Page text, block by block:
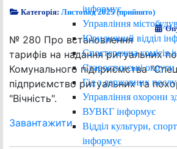
інформує
Управління
Юридичний відділ
Спостережна комісія
Старостинські округи
Гід з державних
Управління охорони
ВУВКГ інформує
Відділ культури,
інформує
Категорія:Листопад 2025 (прийнято)
№ 280 Про встановлення
тарифів на надання ритуальних
Комунального підприємства
підприємство ритуальних та
"Вічність".
Завантажити